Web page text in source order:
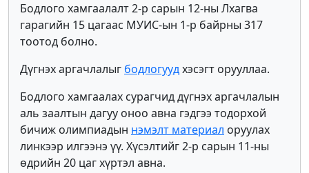
Бодлого хамгаалалт 2-р сарын 12-ны Лхагва
гарагийн 15 цагаас МУИС-ын 1-р байрны 317
тоотод болно.
Дүгнэх аргачлалыг бодлогуудхэсэгт орууллаа.
Бодлого хамгаалах сурагчид дүгнэх аргачлалын
аль заалтын дагуу оноо авна гэдгээ тодорхой
бичиж олимпиадын нэмэлт материал оруулах
линкээр илгээнэ үү. Хүсэлтийг 2-р сарын 11-ны
өдрийн 20 цаг хүртэл авна.